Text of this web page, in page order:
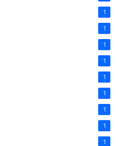
1
1
1
1
1
1
1
1
1